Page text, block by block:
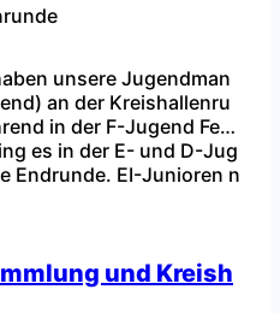
unsere Jugendman
an der Kreishallenru
in der F-Jugend Fest
es in der E- und D-Jug
Endrunde. EI-Junioren n
EI-Junioren beendete
und Kreish